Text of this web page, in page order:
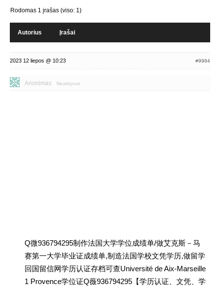
Rodomas 1 įrašas (viso: 1)
Autorius Įrašai
2023 12 liepos @ 10:23 #9984
Anonimas Neaktyvus
Q微936794295制作法国大学学位成绩单/做艾克斯－马
赛第一大学毕业证成绩单,制造法国学校文凭学历,做留学
回国留信网学历认证存档可查Université de Aix-Marseille
1 Provence学位证Q薇936794295【学历认证、文凭、学